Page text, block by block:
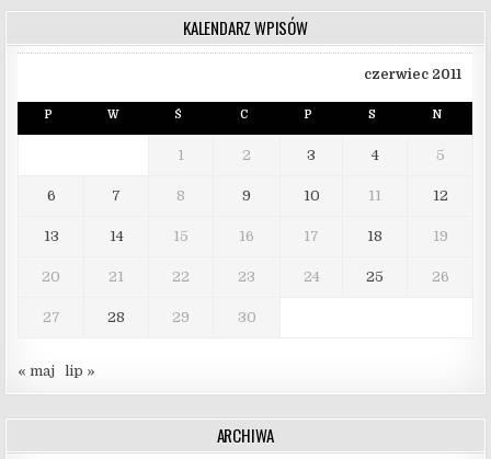
KALENDARZ WPISÓW
czerwiec 2011
P W Ś C P S N
1 2 3 4 5
6 7 8 9 10 11 12
13 14 15 16 17 18 19
20 21 22 23 24 25 26
27 28 29 30
« maj lip »
ARCHIWA